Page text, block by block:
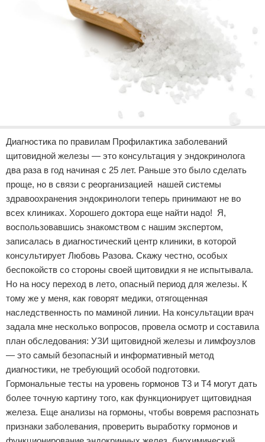
Диагностика по правилам Профилактика заболеваний
щитовидной железы — это консультация у эндокринолога
два раза в год начиная с 25 лет. Раньше это было сделать
проще, но в связи с реорганизацией нашей системы
здравоохранения эндокринологи теперь принимают не во
всех клиниках. Хорошего доктора еще найти надо! Я,
воспользовавшись знакомством с нашим экспертом,
записалась в диагностический центр клиники, в которой
консультирует Любовь Разова. Скажу честно, особых
беспокойств со стороны своей щитовидки я не испытывала.
Но на носу переход в лето, опасный период для железы. К
тому же у меня, как говорят медики, отягощенная
наследственность по маминой линии. На консультации врач
задала мне несколько вопросов, провела осмотр и составила
план обследования: УЗИ щитовидной железы и лимфоузлов
— это самый безопасный и информативный метод
диагностики, не требующий особой подготовки.
Гормональные тесты на уровень гормонов T3 и T4 могут дать
более точную картину того, как функционирует щитовидная
железа. Еще анализы на гормоны, чтобы вовремя распознать
признаки заболевания, проверить выработку гормонов и